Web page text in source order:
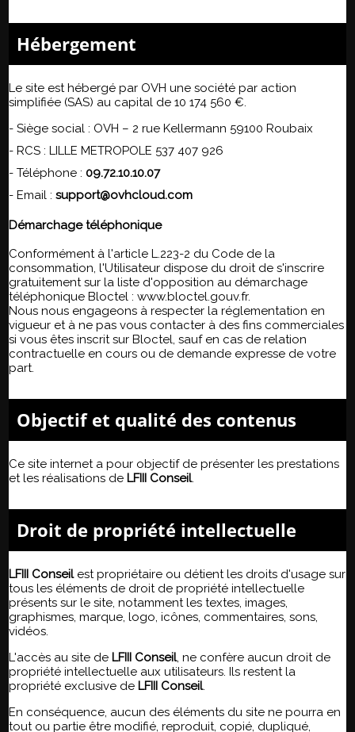
Hébergement
Le site est hébergé par OVH une société par action
simplifiée (SAS) au capital de 10 174 560 €.
-Siège social : OVH – 2 rue Kellermann 59100 Roubaix
- RCS :LILLE METROPOLE 537 407 926
- Téléphone : 09.72.10.10.07
- Email :support@ovhcloud.com
Démarchage téléphonique
Conformément à l'article L.223-2 du Code de la
consommation, l'Utilisateur dispose du droit de s'inscrire
gratuitement sur la liste d'opposition au démarchage
téléphonique Bloctel :www.bloctel.gouv.fr.
Nous nous engageons à respecter la réglementation en
vigueur et à ne pas vous contacter à des fins commerciales
si vous êtes inscrit sur Bloctel, sauf en cas de relation
contractuelle en cours ou de demande expresse de votre
part.
Objectif et qualité des contenus
Ce site internet a pour objectif de présenter les prestations
et les réalisations de LFIII Conseil.
Droit de propriété intellectuelle
LFIII Conseilest propriétaire ou détient les droits d'usage sur
tous les éléments de droit de propriété intellectuelle
présents sur le site, notamment les textes, images,
graphismes, marque, logo, icônes, commentaires, sons,
vidéos.
L'accès au site de LFIII Conseil, ne confère aucun droit de
propriété intellectuelle aux utilisateurs. Ils restent la
propriété exclusive de LFIII Conseil.
En conséquence, aucun des éléments du site ne pourra en
tout ou partie être modifié, reproduit, copié, dupliqué,